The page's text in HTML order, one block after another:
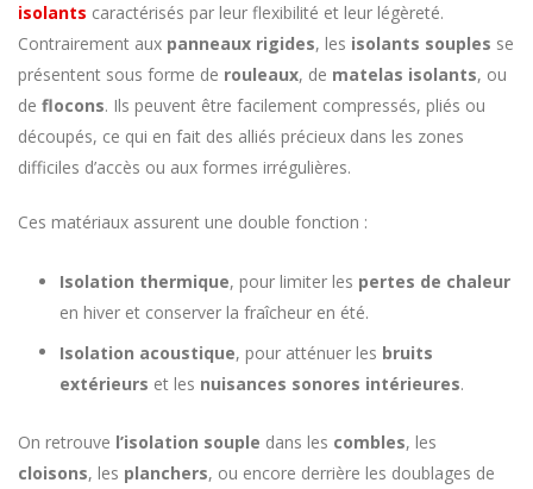
isolants caractérisés par leur flexibilité et leur légèreté.
Contrairement aux panneaux rigides, les isolants souples se
présentent sous forme de rouleaux, de matelas isolants, ou
de flocons. Ils peuvent être facilement compressés, pliés ou
découpés, ce qui en fait des alliés précieux dans les zones
difficiles d’accès ou aux formes irrégulières.
Ces matériaux assurent une double fonction :
Isolation thermique, pour limiter les pertes de chaleur
en hiver et conserver la fraîcheur en été.
Isolation acoustique, pour atténuer les bruits
extérieurs et les nuisances sonores intérieures.
On retrouve l’isolation souple dans les combles, les
cloisons, les planchers, ou encore derrière les doublages de